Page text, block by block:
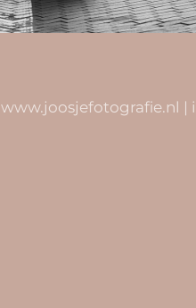
www.joosjefotografie.nl |